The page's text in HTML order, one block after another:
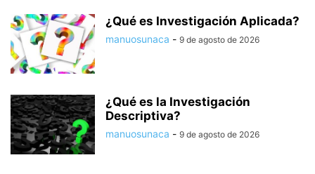
¿Qué es Investigación Aplicada?
manuosunaca - 9 de agosto de 2026
¿Qué es la Investigación
Descriptiva?
manuosunaca - 9 de agosto de 2026